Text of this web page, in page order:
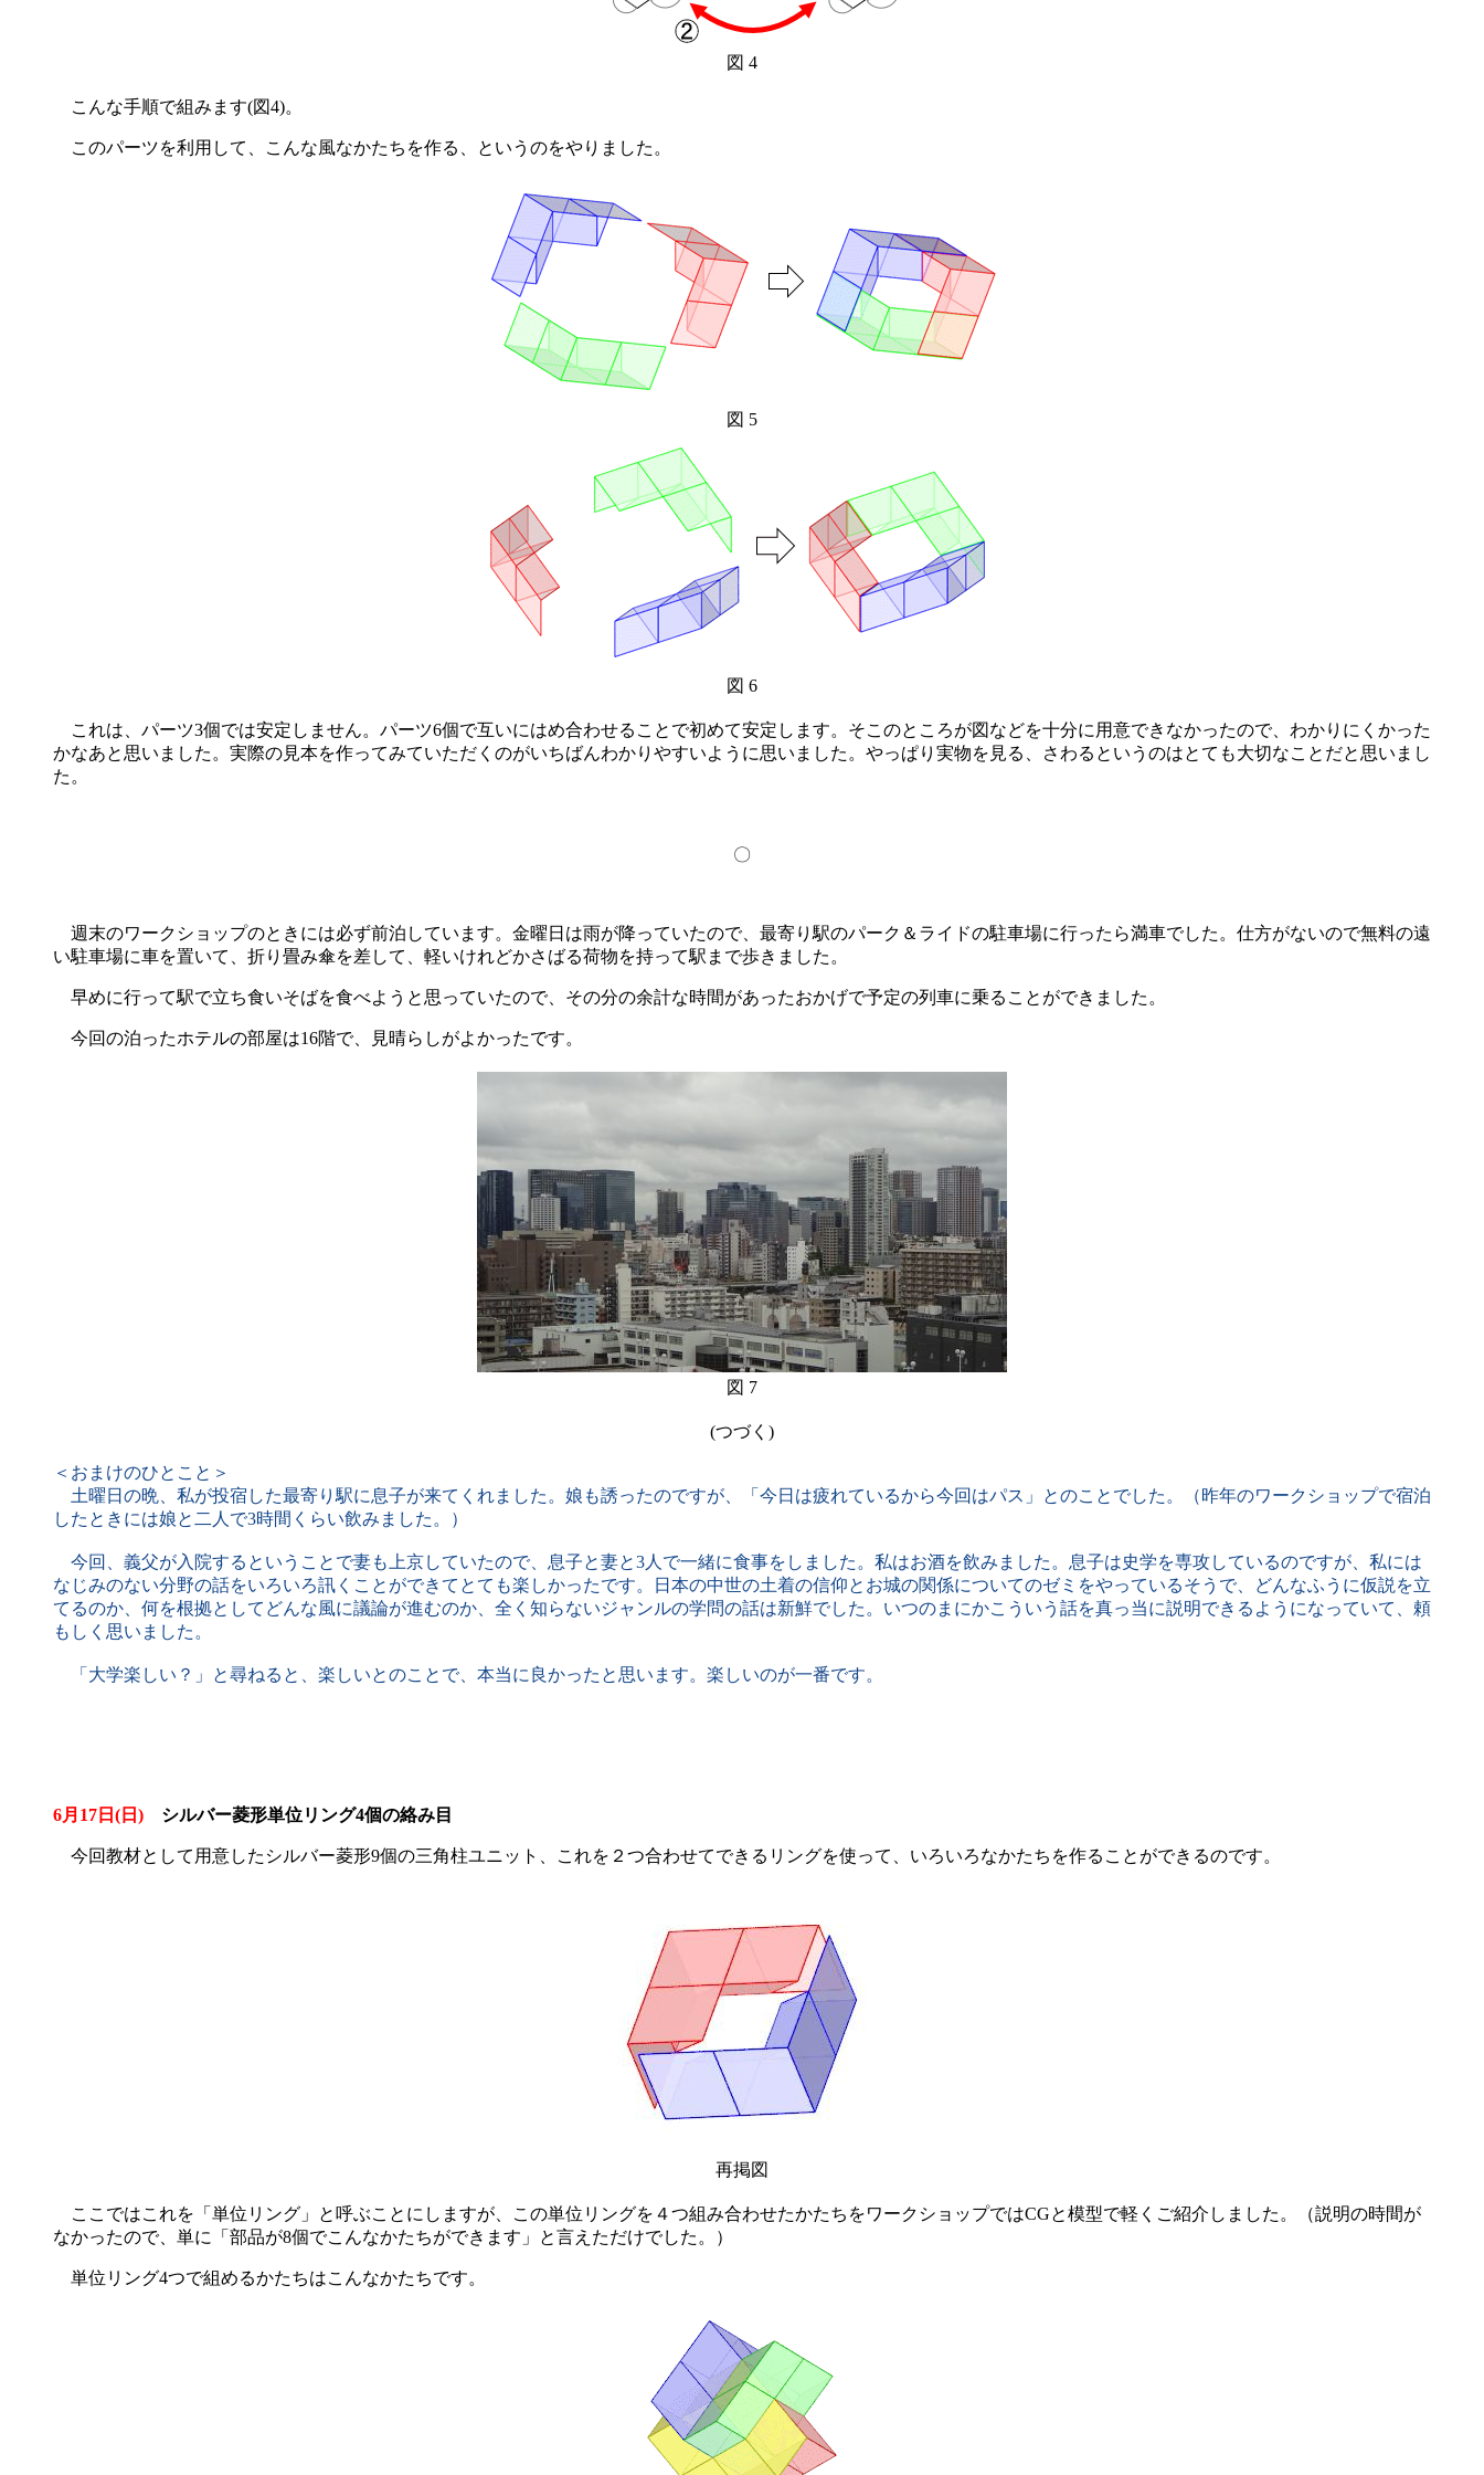
図 4
こんな手順で組みます(図4)。
このパーツを利用して、こんな風なかたちを作る、というのをやりました。
図 5
図 6
これは、パーツ3個では安定しません。パーツ6個で互いにはめ合わせることで初めて安定します。そこのところが図などを十分に用意できなかったので、わかりにくかった
かなあと思いました。実際の見本を作ってみていただくのがいちばんわかりやすいように思いました。やっぱり実物を見る、さわるというのはとても大切なことだと思いまし
た。
〇
週末のワークショップのときには必ず前泊しています。金曜日は雨が降っていたので、最寄り駅のパーク＆ライドの駐車場に行ったら満車でした。仕方がないので無料の遠
い駐車場に車を置いて、折り畳み傘を差して、軽いけれどかさばる荷物を持って駅まで歩きました。
早めに行って駅で立ち食いそばを食べようと思っていたので、その分の余計な時間があったおかげで予定の列車に乗ることができました。
今回の泊ったホテルの部屋は16階で、見晴らしがよかったです。
図 7
(つづく)
＜おまけのひとこと＞
土曜日の晩、私が投宿した最寄り駅に息子が来てくれました。娘も誘ったのですが、「今日は疲れているから今回はパス」とのことでした。（昨年のワークショップで宿泊
したときには娘と二人で3時間くらい飲みました。）
今回、義父が入院するということで妻も上京していたので、息子と妻と3人で一緒に食事をしました。私はお酒を飲みました。息子は史学を専攻しているのですが、私には
なじみのない分野の話をいろいろ訊くことができてとても楽しかったです。日本の中世の土着の信仰とお城の関係についてのゼミをやっているそうで、どんなふうに仮説を立
てるのか、何を根拠としてどんな風に議論が進むのか、全く知らないジャンルの学問の話は新鮮でした。いつのまにかこういう話を真っ当に説明できるようになっていて、頼
もしく思いました。
「大学楽しい？」と尋ねると、楽しいとのことで、本当に良かったと思います。楽しいのが一番です。
6月17日(日) シルバー菱形単位リング4個の絡み目
今回教材として用意したシルバー菱形9個の三角柱ユニット、これを２つ合わせてできるリングを使って、いろいろなかたちを作ることができるのです。
再掲図
ここではこれを「単位リング」と呼ぶことにしますが、この単位リングを４つ組み合わせたかたちをワークショップではCGと模型で軽くご紹介しました。（説明の時間が
なかったので、単に「部品が8個でこんなかたちができます」と言えただけでした。）
単位リング4つで組めるかたちはこんなかたちです。